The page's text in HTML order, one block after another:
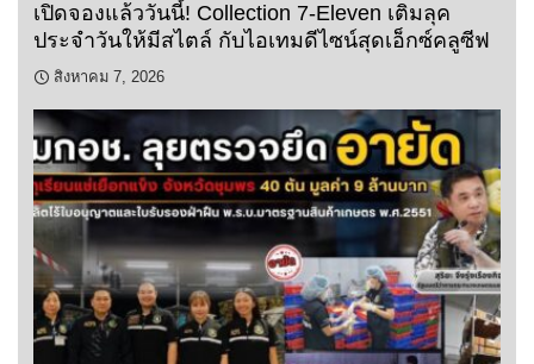
เปิดจองแล้ววันนี้! Collection 7-Eleven เติมลุค
ประจำวันให้มีสไตล์ กับไอเทมดีไซน์สุดเอ็กซ์คลูซีฟ
สิงหาคม 7, 2026